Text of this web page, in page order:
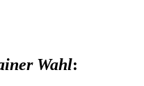
Wahl: